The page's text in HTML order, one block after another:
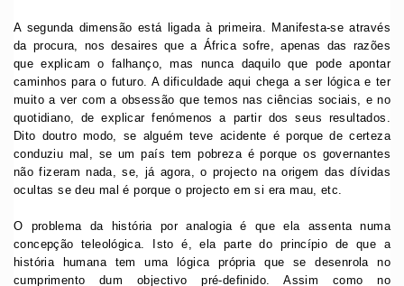
A segunda dimensão está ligada à primeira. Manifesta-se através
da procura, nos desaires que a África sofre, apenas das razões
que explicam o falhanço, mas nunca daquilo que pode apontar
caminhos para o futuro. A dificuldade aqui chega a ser lógica e ter
muito a ver com a obsessão que temos nas ciências sociais, e no
quotidiano, de explicar fenómenos a partir dos seus resultados.
Dito doutro modo, se alguém teve acidente é porque de certeza
conduziu mal, se um país tem pobreza é porque os governantes
não fizeram nada, se, já agora, o projecto na origem das dívidas
ocultas se deu mal é porque o projecto em si era mau, etc.
O problema da história por analogia é que ela assenta numa
concepção teleológica. Isto é, ela parte do princípio de que a
história humana tem uma lógica própria que se desenrola no
cumprimento dum objectivo pré-definido. Assim como no